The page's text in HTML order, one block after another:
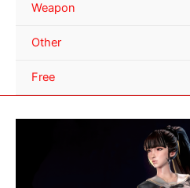
Weapon
Other
Free